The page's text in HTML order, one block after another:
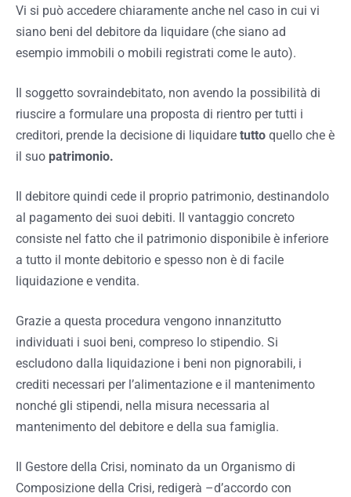
Vi si può accedere chiaramente anche nel caso in cui vi
siano beni del debitore da liquidare (che siano ad
esempio immobili o mobili registrati come le auto).
Il soggetto sovraindebitato, non avendo la possibilità di
riuscire a formulare una proposta di rientro per tutti i
creditori, prende la decisione di liquidare tutto quello che è
il suo patrimonio.
Il debitore quindi cede il proprio patrimonio, destinandolo
al pagamento dei suoi debiti. Il vantaggio concreto
consiste nel fatto che il patrimonio disponibile è inferiore
a tutto il monte debitorio e spesso non è di facile
liquidazione e vendita.
Grazie a questa procedura vengono innanzitutto
individuati i suoi beni, compreso lo stipendio. Si
escludono dalla liquidazione i beni non pignorabili, i
crediti necessari per l’alimentazione e il mantenimento
nonché gli stipendi, nella misura necessaria al
mantenimento del debitore e della sua famiglia.
Il Gestore della Crisi, nominato da un Organismo di
Composizione della Crisi, redigerà –d’accordo con